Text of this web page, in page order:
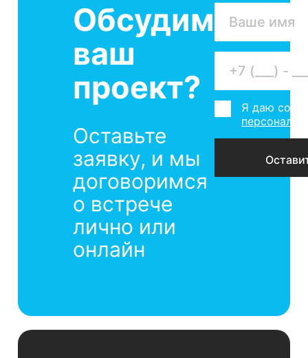
Обсудим
ваш
проект?
Оставьте
заявку, и мы
договоримся
о встрече
лично или
онлайн
Я даю